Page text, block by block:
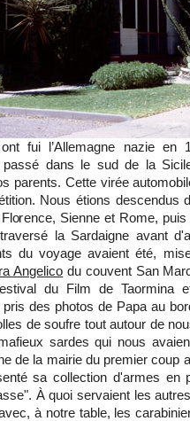
fui l’Allemagne nazie en
passé dans le sud de la
parents. Cette virée
Nous étions descendus
Sienne et Rome,
la Sardaigne avant
du voyage avaient été,
Angelico du couvent San
du Film de Taormina
pris des photos de Papa au
de soufre tout autour de
sardes qui nous
de la mairie du premier coup
sa collection d'armes en
À quoi servaient les
à notre table, les